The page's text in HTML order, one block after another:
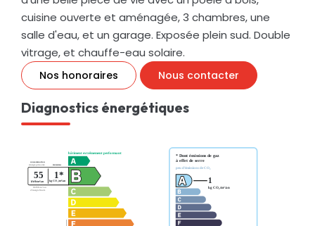
cuisine ouverte et aménagée, 3 chambres, une
salle d'eau, et un garage. Exposée plein sud. Double
vitrage, et chauffe-eau solaire.
Nos honoraires Nous contacter
Diagnostics énergétiques